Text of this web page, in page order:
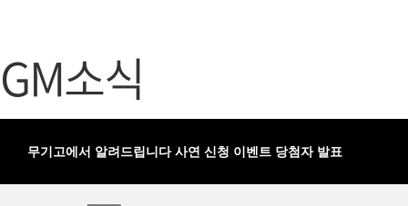
프렌즈팝콘
프렌즈타운
GM소식
무기고에서 알려드립니다 사연 신청 이벤트 당첨자 발표